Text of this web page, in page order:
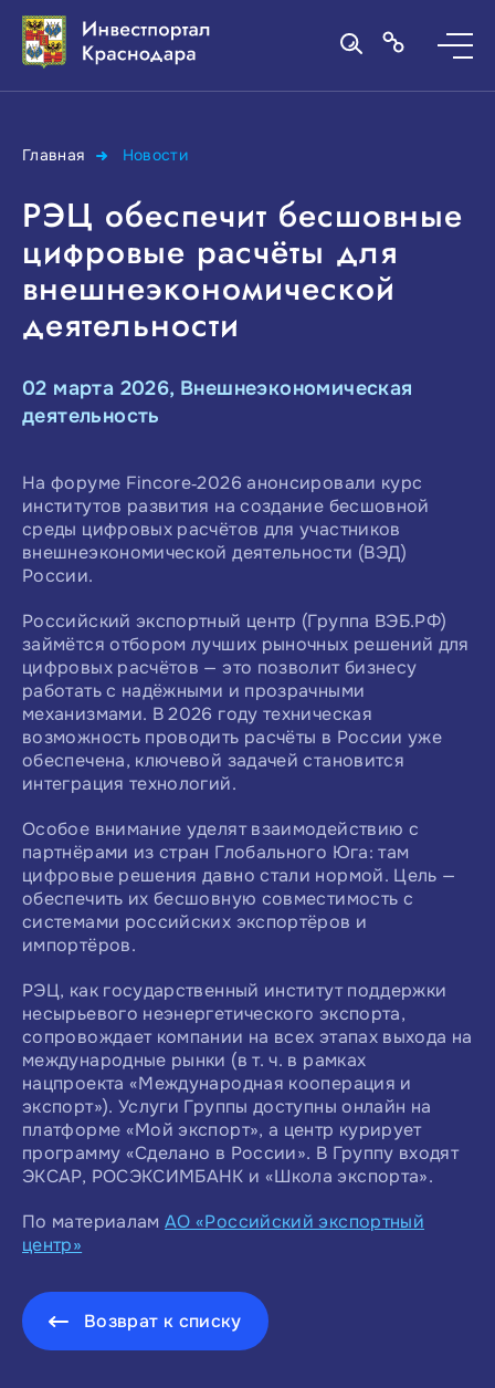
Главная Новости
РЭЦ обеспечит бесшовные
цифровые расчёты для
внешнеэкономической
деятельности
02 марта 2026, Внешнеэкономическая
деятельность
На форуме Fincore‑2026 анонсировали курс
институтов развития на создание бесшовной
среды цифровых расчётов для участников
внешнеэкономической деятельности (ВЭД)
России.
Российский экспортный центр (Группа ВЭБ.РФ)
займётся отбором лучших рыночных решений для
цифровых расчётов — это позволит бизнесу
работать с надёжными и прозрачными
механизмами. В 2026 году техническая
возможность проводить расчёты в России уже
обеспечена, ключевой задачей становится
интеграция технологий.
Особое внимание уделят взаимодействию с
партнёрами из стран Глобального Юга: там
цифровые решения давно стали нормой. Цель —
обеспечить их бесшовную совместимость с
системами российских экспортёров и
импортёров.
РЭЦ, как государственный институт поддержки
несырьевого неэнергетического экспорта,
сопровождает компании на всех этапах выхода на
международные рынки (в т. ч. в рамках
нацпроекта «Международная кооперация и
экспорт»). Услуги Группы доступны онлайн на
платформе «Мой экспорт», а центр курирует
программу «Сделано в России». В Группу входят
ЭКСАР, РОСЭКСИМБАНК и «Школа экспорта».
По материаламАО «Российский экспортный
центр»
Возврат к списку